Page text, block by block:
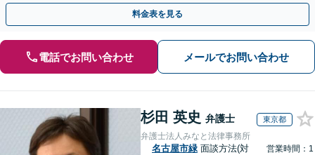
の重症事故まで、事故の規模に関わらず対応いたします
料金表を見る
電話でお問い合わせ メールでお問い合わせ
杉田 英史 弁護士 東京都
弁護士法人みなと法律事務所
名古屋市緑 面談方法(対
営業時間：1